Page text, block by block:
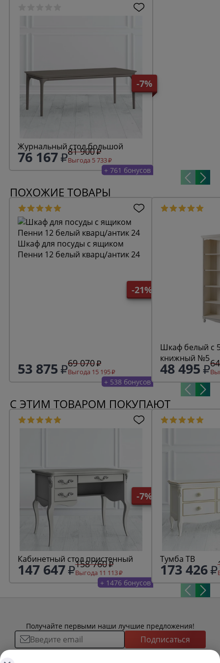
-7%
Журнальный стол большой
76 167 81 900
Выгода 5 733
+ 761 бонусов
ПОХОЖИЕ ТОВАРЫ
-21%
Шкаф для посуды с ящиком
Пенни 12 белый кварц/антик 24
53 875 69 070
Выгода 15 195
+ 538 бонусов
Шкаф белый с
книжный №5
48 495
С ЭТИМ ТОВАРОМ ПОКУПАЮТ
-7%
Кабинетный стол пристенный
147 647 158 760
Выгода 11 113
+ 1476 бонусов
Тумба ТВ
173 426
Получайте первыми наши лучшие предложения!
Подписаться